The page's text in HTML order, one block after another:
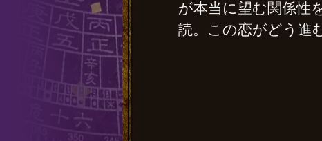
が本当に望む関係性
読。この恋がどう進